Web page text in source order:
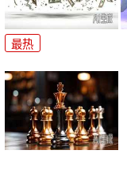
最热